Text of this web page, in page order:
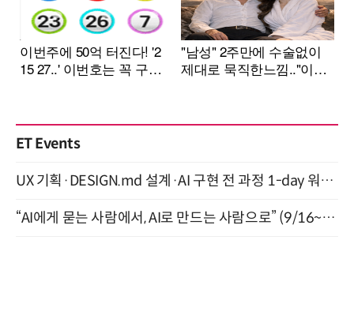
ET Events
UX 기획·DESIGN.md 설계·AI 구현 전 과정 1-day 워크숍 with Claude Code·Codex 9월 15일 개최
“AI에게 묻는 사람에서, AI로 만드는 사람으로” (9/16~17)